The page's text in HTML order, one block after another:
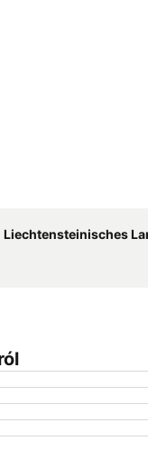
Liechtensteinisches